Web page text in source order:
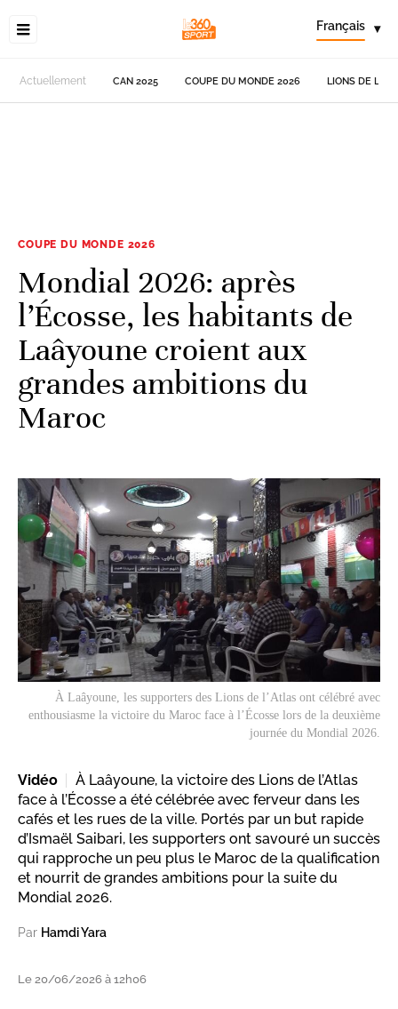
Français ▾
Actuellement CAN 2025 COUPE DU MONDE 2026 LIONS DE
COUPE DU MONDE 2026
Mondial 2026: après
l’Écosse, les habitants de
Laâyoune croient aux
grandes ambitions du
Maroc
À Laâyoune, les supporters des Lions de l’Atlas ont célébré avec
enthousiasme la victoire du Maroc face à l’Écosse lors de la deuxième
journée du Mondial 2026.
Vidéo
À Laâyoune, la victoire des Lions de l’Atlas
face à l’Écosse a été célébrée avec ferveur dans les
cafés et les rues de la ville. Portés par un but rapide
d’Ismaël Saibari, les supporters ont savouré un succès
qui rapproche un peu plus le Maroc de la qualification
et nourrit de grandes ambitions pour la suite du
Mondial 2026.
Par Hamdi Yara
Le 20/06/2026 à 12h06